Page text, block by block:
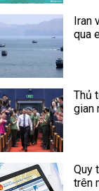
Iran
qua
Thủ
gian
Quy
trên